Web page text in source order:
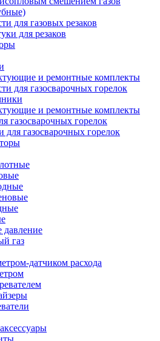
для газовых резаков
для резаков
и ремонтные комплекты
для газосварочных горелок
и ремонтные комплекты
газосварочных горелок
для газосварочных горелок
давление
газ
датчиком расхода